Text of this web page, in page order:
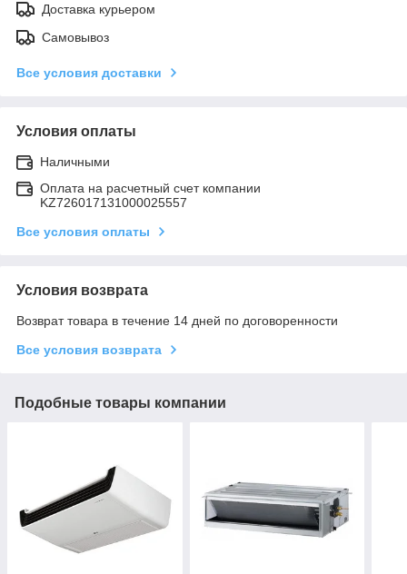
Доставка курьером
Самовывоз
Все условия доставки
Условия оплаты
Наличными
Оплата на расчетный счет компании
KZ726017131000025557
Все условия оплаты
Условия возврата
Возврат товара в течение 14 дней по договоренности
Все условия возврата
Подобные товары компании